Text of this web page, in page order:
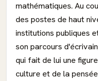
mathématiques. Au
des postes de haut
institutions publiques
son parcours
qui fait de lui une
culture et de la